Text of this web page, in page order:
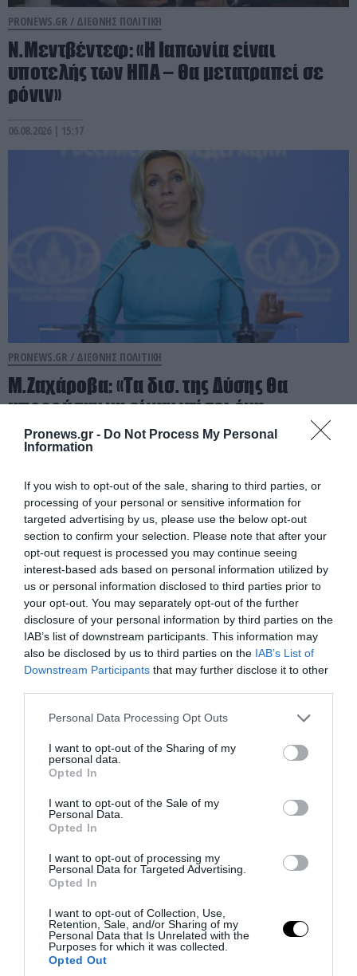
Pronews.gr - Do Not Process My Personal
Information
If you wish to opt-out of the sale, sharing to third parties, or
processing of your personal or sensitive information for
targeted advertising by us, please use the below opt-out
section to confirm your selection. Please note that after your
opt-out request is processed you may continue seeing
interest-based ads based on personal information utilized by
us or personal information disclosed to third parties prior to
your opt-out. You may separately opt-out of the further
disclosure of your personal information by third parties on the
IAB’s list of downstream participants. This information may
also be disclosed by us to third parties on the IAB’s List of
Downstream Participants that may further disclose it to other
Please note that this website/app uses one or more Google
not limited to your visit or usage behaviour. You may click to
grant or deny consent to Google and its third-party tags to
use your data for below specified purposes in below Google
consent section.
Personal Data Processing Opt Outs
I want to opt-out of the Sharing of my
personal data.
Opted In
I want to opt-out of the Sale of my
Personal Data.
Opted In
I want to opt-out of processing my
Personal Data for Targeted Advertising.
Opted In
I want to opt-out of Collection, Use,
Retention, Sale, and/or Sharing of my
Personal Data that Is Unrelated with the
Purposes for which it was collected.
Opted Out
PRONEWS.GR / ΔΙΕΘΝΗΣ ΠΟΛΙΤΙΚΗ
Ν.Μεντβέντεφ: «Η Ιαπωνία είναι
υποτελής των ΗΠΑ – Θα μετατραπεί σε
ρόνιν»
06.08.2026 | 15:17
PRONEWS.GR / ΔΙΕΘΝΗΣ ΠΟΛΙΤΙΚΗ
Μ.Ζαχάροβα: «Τα δισ. της Δύσης θα
μπορούσαν να είχαν χτίσει ένα
ευρωπαϊκό Ντουμπάι στην Ουκρανία»
PRONEWS.GR /ΔΙΕΘΝΗΣ ΠΟΛΙΤΙΚΗ
«Ήταν όντως αυτός;»: Προβληματισμένος
ο Μ.Πεζεσκιάν μετά από συνάντησή του
με τον Μ.Χαμενεΐ σε όχημα με φιμέ
τζάμια
06.08.2026 | 10:25